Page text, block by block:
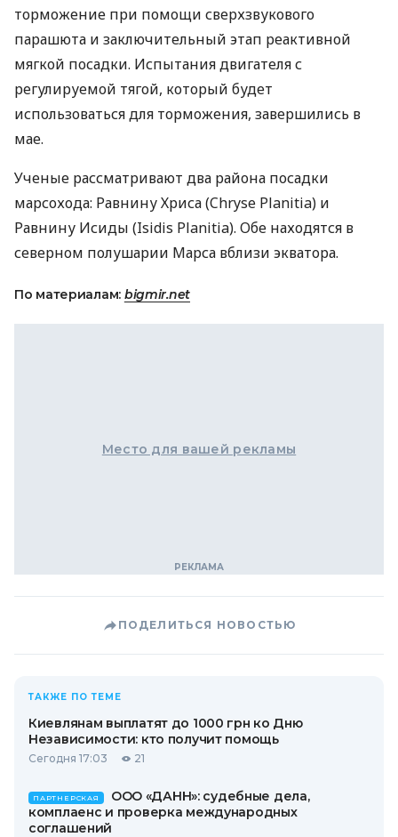
торможение при помощи сверхзвукового
парашюта и заключительный этап реактивной
мягкой посадки. Испытания двигателя с
регулируемой тягой, который будет
использоваться для торможения, завершились в
мае.
Ученые рассматривают два района посадки
марсохода: Равнину Хриса (Chryse Planitia) и
Равнину Исиды (Isidis Planitia). Обе находятся в
северном полушарии Марса вблизи экватора.
По материалам: bigmir.net
Место для вашей рекламы
ПОДЕЛИТЬСЯ НОВОСТЬЮ
ТАКЖЕ ПО ТЕМЕ
Киевлянам выплатят до 1000 грн ко Дню
Независимости: кто получит помощь
Сегодня 17:03 21
ПАРТНЕРСКАЯ
ООО «ДАНН»: судебные дела,
комплаенс и проверка международных
соглашений